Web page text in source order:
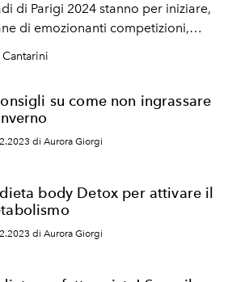
di Parigi 2024 stanno per iniziare,
di emozionanti competizioni,
indimenticabili. Ma non
degli atleti giocano un ruolo
i segreti
dalla pasta alla dieta vegana, e le
italiani che parteciperanno alle
su come non ingrassare
di Aurora Giorgi
body Detox per attivare il
di Aurora Giorgi